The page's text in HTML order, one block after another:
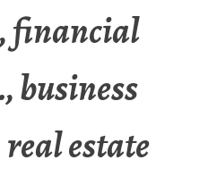
financial
business
estate